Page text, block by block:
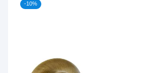
-10%